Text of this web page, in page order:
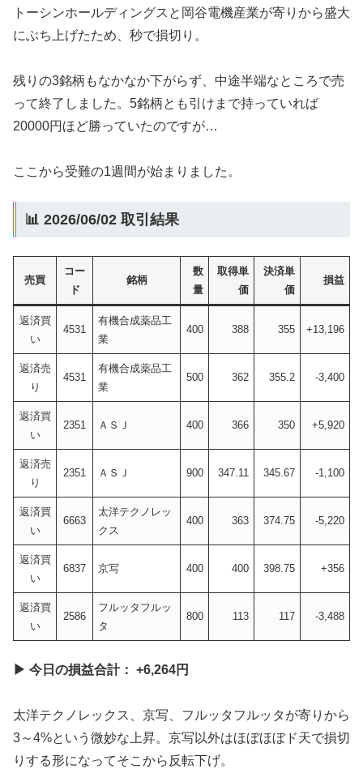
トーシンホールディングスと岡谷電機産業が寄りから盛大
にぶち上げたため、秒で損切り。
残りの3銘柄もなかなか下がらず、中途半端なところで売
って終了しました。5銘柄とも引けまで持っていれば
20000円ほど勝っていたのですが…
ここから受難の1週間が始まりました。
📊 2026/06/02 取引結果
売買
コー
ド
銘柄
数
量
取得単
価
決済単
価
損益
返済買
い
4531
有機合成薬品工
業
400 388 355 +13,196
返済売
り
4531
有機合成薬品工
業
500 362 355.2 -3,400
返済買
い
2351 ＡＳＪ 400 366 350 +5,920
返済売
り
2351 ＡＳＪ 900 347.11 345.67 -1,100
返済買
い
6663
太洋テクノレッ
クス
400 363 374.75 -5,220
返済買
い
6837 京写 400 400 398.75 +356
返済買
い
2586
フルッタフルッ
タ
800 113 117 -3,488
▶ 今日の損益合計： +6,264円
太洋テクノレックス、京写、フルッタフルッタが寄りから
3～4%という微妙な上昇。京写以外はほぼほぼド天で損切
りする形になってそこから反転下げ。